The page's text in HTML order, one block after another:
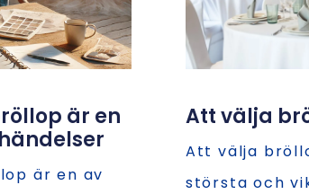
är en
är en av
Att välja
Att välja
största och